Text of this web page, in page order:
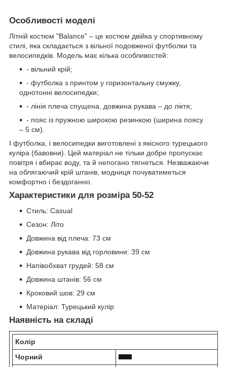
Особливості моделі
Літній костюм "Balance" – це костюм двійка у спортивному
стилі, яка складається з вільної подовженої футболки та
велосипедків. Модель має кілька особливостей:
- вільний крій;
- футболка з принтом у горизонтальну смужку,
однотонні велосипедки;
- лінія плеча спущена, довжина рукава – до ліктя;
- пояс із пружною широкою резинкою (ширина поясу
– 5 см).
І футболка, і велосипедки виготовлені з якісного турецького
куліра (бавовни). Цей матеріал не тільки добре пропускає
повітря і вбирає воду, та й непогано тягнеться. Незважаючи
на облягаючий крій штанів, модниця почуватиметься
комфортно і бездоганно.
Характеристики для розміра 50-52
Стиль: Casual
Сезон: Літо
Довжина від плеча: 73 см
Довжина рукава від горловини: 39 см
Напівобхват грудей: 58 см
Довжина штанів: 56 см
Кроковий шов: 29 см
Матеріал: Турецький кулір
Наявність на складі
Колір
Чорний